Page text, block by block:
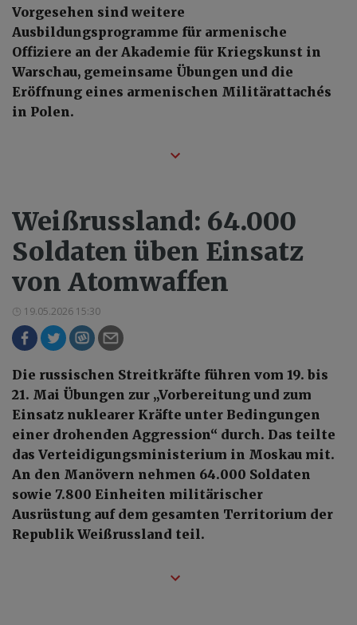
Vorgesehen sind weitere
Ausbildungsprogramme für armenische
Offiziere an der Akademie für Kriegskunst in
Warschau, gemeinsame Übungen und die
Eröffnung eines armenischen Militärattachés
in Polen.
Weißrussland: 64.000
Soldaten üben Einsatz
von Atomwaffen
19.05.2026 15:30
Die russischen Streitkräfte führen vom 19. bis
21. Mai Übungen zur „Vorbereitung und zum
Einsatz nuklearer Kräfte unter Bedingungen
einer drohenden Aggression“ durch. Das teilte
das Verteidigungsministerium in Moskau mit.
An den Manövern nehmen 64.000 Soldaten
sowie 7.800 Einheiten militärischer
Ausrüstung auf dem gesamten Territorium der
Republik Weißrussland teil.